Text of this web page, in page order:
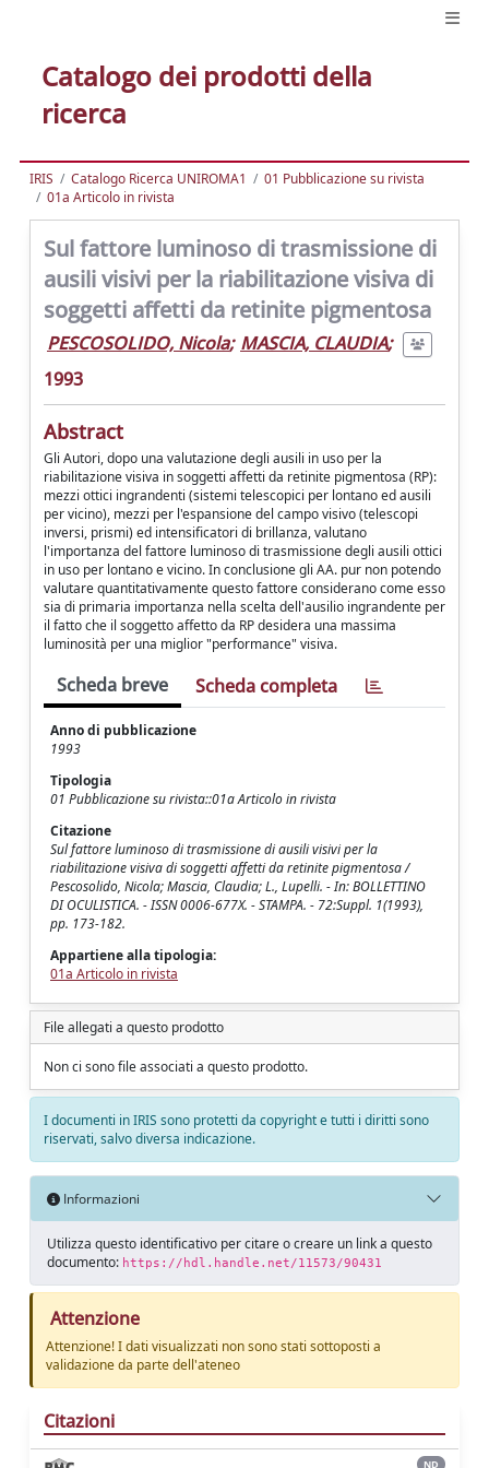
Catalogo dei prodotti della
ricerca
IRIS Catalogo Ricerca UNIROMA1
01 Pubblicazione su rivista
01a Articolo in rivista
Sul fattore luminoso di trasmissione di
ausili visivi per la riabilitazione visiva di
soggetti affetti da retinite pigmentosa
PESCOSOLIDO, Nicola; MASCIA, CLAUDIA;
1993
Abstract
Gli Autori, dopo una valutazione degli ausili in uso per la
riabilitazione visiva in soggetti affetti da retinite pigmentosa (RP):
mezzi ottici ingrandenti (sistemi telescopici per lontano ed ausili
per vicino), mezzi per l'espansione del campo visivo (telescopi
inversi, prismi) ed intensificatori di brillanza, valutano
l'importanza del fattore luminoso di trasmissione degli ausili ottici
in uso per lontano e vicino. In conclusione gli AA. pur non potendo
valutare quantitativamente questo fattore considerano come esso
sia di primaria importanza nella scelta dell'ausilio ingrandente per
il fatto che il soggetto affetto da RP desidera una massima
luminosità per una miglior "performance" visiva.
Scheda breve Scheda completa
Anno di pubblicazione
1993
Tipologia
01 Pubblicazione su rivista::01a Articolo in rivista
Citazione
Sul fattore luminoso di trasmissione di ausili visivi per la
riabilitazione visiva di soggetti affetti da retinite pigmentosa /
Pescosolido, Nicola; Mascia, Claudia; L., Lupelli. - In: BOLLETTINO
DI OCULISTICA. - ISSN 0006-677X. - STAMPA. - 72:Suppl. 1(1993),
pp. 173-182.
Appartiene alla tipologia:
01a Articolo in rivista
File allegati a questo prodotto
Non ci sono file associati a questo prodotto.
I documenti in IRIS sono protetti da copyright e tutti i diritti sono
riservati, salvo diversa indicazione.
Informazioni
Utilizza questo identificativo per citare o creare un link a questo
documento: https://hdl.handle.net/11573/90431
Attenzione
Attenzione! I dati visualizzati non sono stati sottoposti a
validazione da parte dell'ateneo
Citazioni
ND